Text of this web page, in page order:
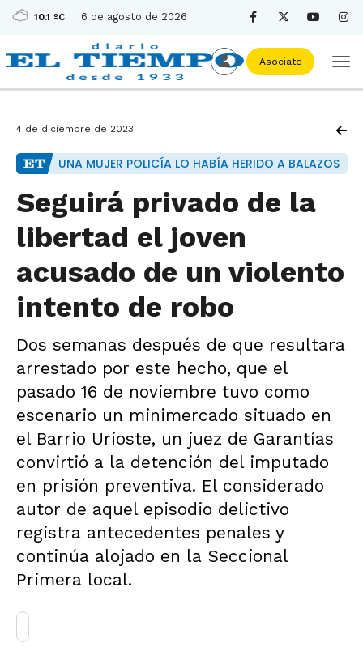
10.1 ºC 6 de agosto de 2026
Asociate
4 de diciembre de 2023
UNA MUJER POLICÍA LO HABÍA HERIDO A BALAZOS
Seguirá privado de la
libertad el joven
acusado de un violento
intento de robo
Dos semanas después de que resultara
arrestado por este hecho, que el
pasado 16 de noviembre tuvo como
escenario un minimercado situado en
el Barrio Urioste, un juez de Garantías
convirtió a la detención del imputado
en prisión preventiva. El considerado
autor de aquel episodio delictivo
registra antecedentes penales y
continúa alojado en la Seccional
Primera local.